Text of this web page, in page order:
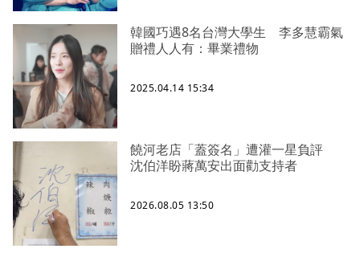
韓國巧遇8名台灣大學生 李多慧霸氣
贈禮人人有：畢業禮物
2025.04.14 15:34
饒河老店「蓋簽名」遭灌一星負評
沈伯洋盼蔣萬安出面勸支持者
2026.08.05 13:50